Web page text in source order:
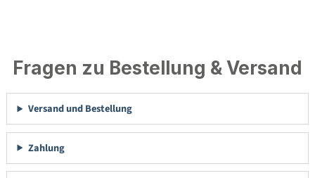
Fragen zu Bestellung & Versand
Versand und Bestellung
Zahlung